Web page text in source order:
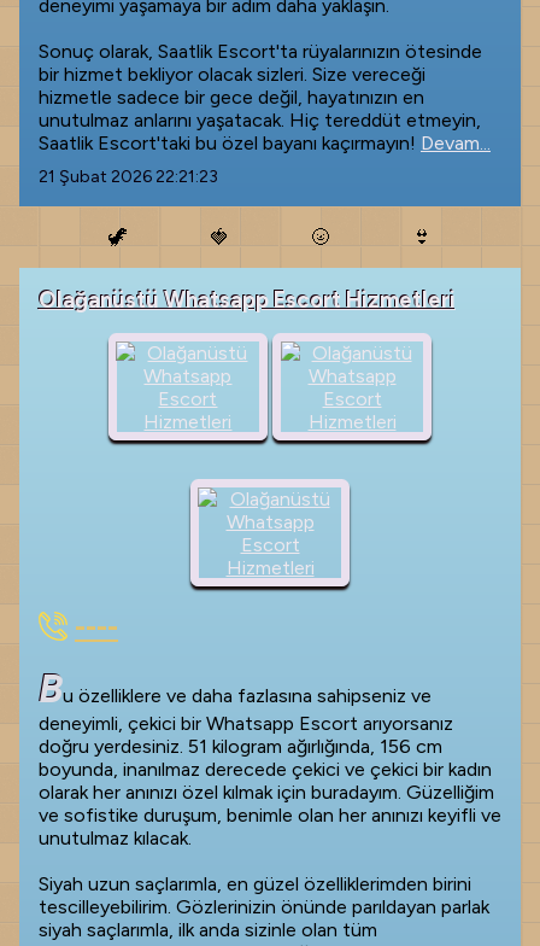
deneyimi yaşamaya bir adım daha yaklaşın.
Sonuç olarak, Saatlik Escort'ta rüyalarınızın ötesinde
bir hizmet bekliyor olacak sizleri. Size vereceği
hizmetle sadece bir gece değil, hayatınızın en
unutulmaz anlarını yaşatacak. Hiç tereddüt etmeyin,
Saatlik Escort'taki bu özel bayanı kaçırmayın! Devam...
21 Şubat 2026 22:21:23
🦖 🍓 🌝 👙
Olağanüstü Whatsapp Escort Hizmetleri
----
Bu özelliklere ve daha fazlasına sahipseniz ve
deneyimli, çekici bir Whatsapp Escort arıyorsanız
doğru yerdesiniz. 51 kilogram ağırlığında, 156 cm
boyunda, inanılmaz derecede çekici ve çekici bir kadın
olarak her anınızı özel kılmak için buradayım. Güzelliğim
ve sofistike duruşum, benimle olan her anınızı keyifli ve
unutulmaz kılacak.
Siyah uzun saçlarımla, en güzel özelliklerimden birini
tescilleyebilirim. Gözlerinizin önünde parıldayan parlak
siyah saçlarımla, ilk anda sizinle olan tüm